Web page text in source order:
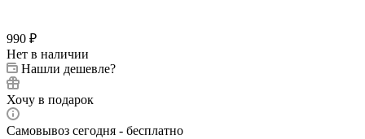
990 ₽
Нет в наличии
Нашли дешевле?
Хочу в подарок
Самовывоз сегодня - бесплатно